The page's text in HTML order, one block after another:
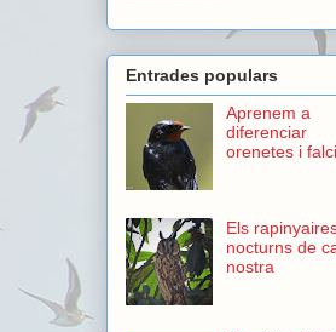
Entrades populars
Aprenem a
diferenciar
orenetes i
Els
nocturns de
nostra